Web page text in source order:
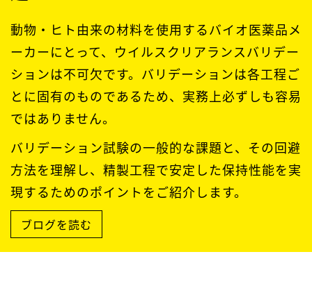
動物・ヒト由来の材料を使用するバイオ医薬品メ
ーカーにとって、ウイルスクリアランスバリデー
ションは不可欠です。バリデーションは各工程ご
とに固有のものであるため、実務上必ずしも容易
ではありません。
バリデーション試験の一般的な課題と、その回避
方法を理解し、精製工程で安定した保持性能を実
現するためのポイントをご紹介します。
ブログを読む